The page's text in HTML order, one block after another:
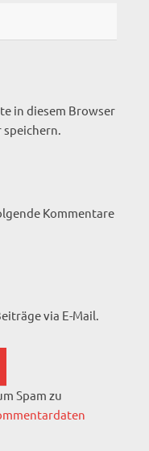
in diesem Browser
Kommentare
via E-Mail.
Spam zu